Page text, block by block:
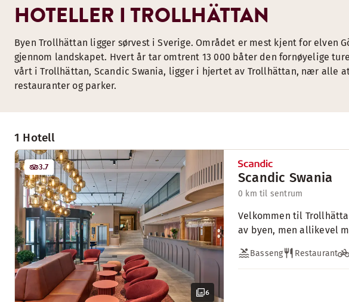
1 Hotell
6
3.7
Scandic Swania
0 km til sentrum
Velkommen til
av byen, men allikevel
Basseng Restaurant
HOTELLER I TROLLHÄTTAN
Byen Trollhättan ligger sørvest i Sverige. Området er mest kjent for elven
gjennom landskapet. Hvert år tar omtrent 13 000 båter den fornøyelige
vårt i Trollhättan, Scandic Swania, ligger i hjertet av Trollhättan, nær alle
restauranter og parker.